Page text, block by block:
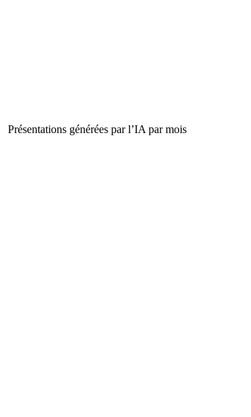
Présentations générées par l’IA par mois